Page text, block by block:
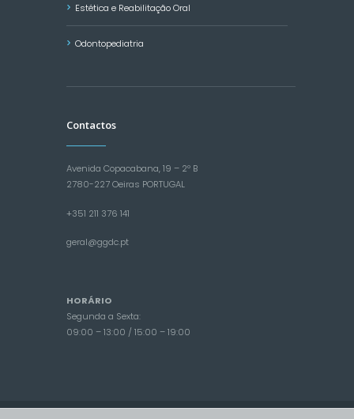
Estética e Reabilitação Oral
Odontopediatria
Contactos
Avenida Copacabana, 19 – 2º B
2780-227 Oeiras PORTUGAL
+351 211 376 141
geral@ggdc.pt
HORÁRIO
Segunda a Sexta:
09:00 – 13:00 / 15:00 – 19:00